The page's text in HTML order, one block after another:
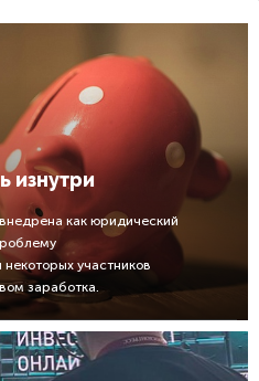
изнутри
как юридический
участников
заработка.